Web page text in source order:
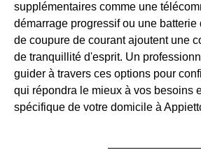
supplémentaires comme une
démarrage progressif ou une batterie
de coupure de courant ajoutent une
de tranquillité d'esprit. Un
guider à travers ces options pour
qui répondra le mieux à vos besoins
spécifique de votre domicile à